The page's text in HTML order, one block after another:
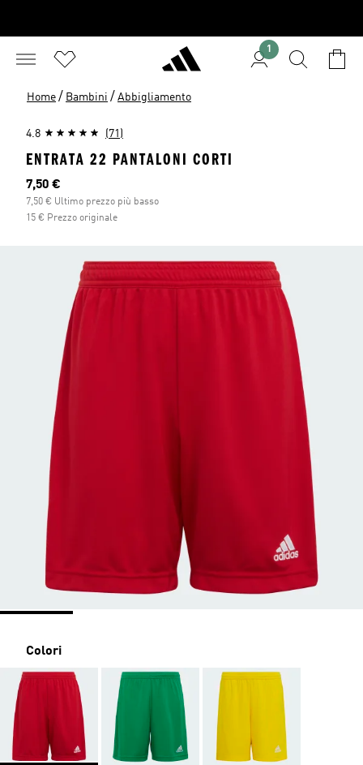
1
Home / Bambini / Abbigliamento
4.8 (71)
ENTRATA 22 PANTALONI CORTI
Prezzo attuale
7,50 €
7,50 € Ultimo prezzo più basso
15 € Prezzo originale
Colori